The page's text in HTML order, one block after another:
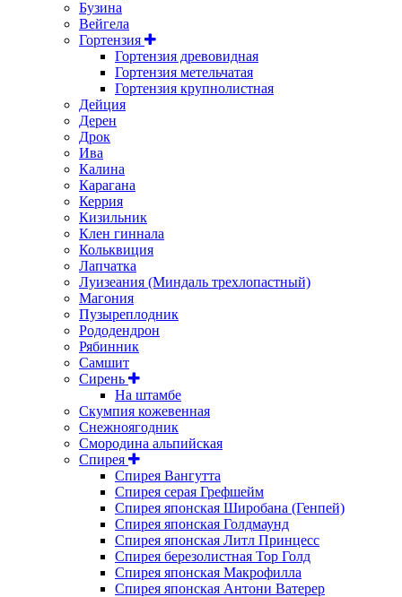
Бузина
Вейгела
Гортензия
Гортензия древовидная
Гортензия метельчатая
Гортензия крупнолистная
Дейция
Дерен
Дрок
Ива
Калина
Карагана
Керрия
Кизильник
Клен гиннала
Кольквиция
Лапчатка
Луизеания (Миндаль трехлопастный)
Магония
Пузыреплодник
Рододендрон
Рябинник
Самшит
Сирень
На штамбе
Скумпия кожевенная
Снежноягодник
Смородина альпийская
Спирея
Спирея Вангутта
Спирея серая Грефшейм
Спирея японская Широбана (Генпей)
Спирея японская Голдмаунд
Спирея японская Литл Принцесс
Спирея березолистная Тор Голд
Спирея японская Макрофилла
Спирея японская Антони Ватерер